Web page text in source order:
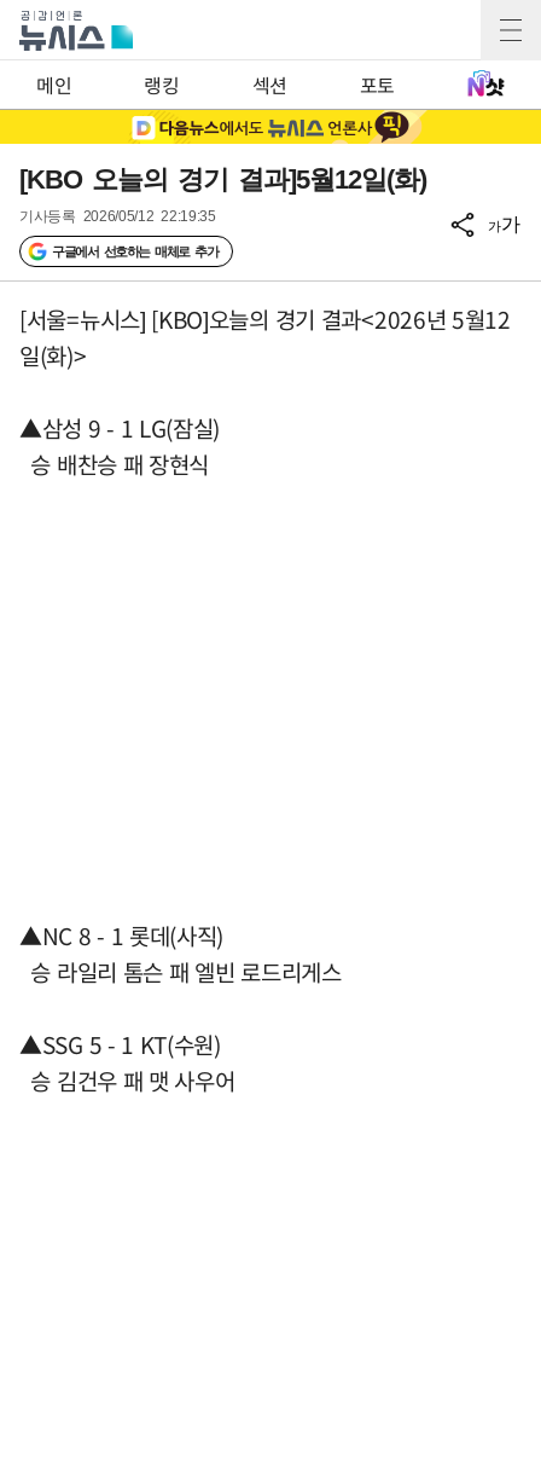
메인 랭킹 섹션 포토
[KBO 오늘의 경기 결과]5월12일(화)
기사등록 2026/05/12 22:19:35
구글에서 선호하는 매체로 추가
가가
[서울=뉴시스] [KBO]오늘의 경기 결과<2026년 5월12
일(화)>
▲삼성 9 - 1 LG(잠실)
승 배찬승 패 장현식
▲NC 8 - 1 롯데(사직)
승 라일리 톰슨 패 엘빈 로드리게스
▲SSG 5 - 1 KT(수원)
승 김건우 패 맷 사우어